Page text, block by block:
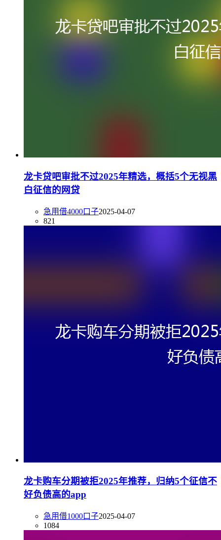
龙卡贷吧审批不过2025年精选，概括5个无视黑
白征信的网贷
急用借4000口子2025-04-07
821
龙卡购车分期被拒2025年推荐，归纳5个征信不
好负债高的app
急用借1000口子2025-04-07
1084